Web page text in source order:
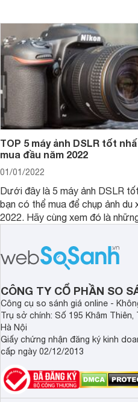
TOP 5 máy ảnh DSLR tốt
mua đầu năm 2022
01/01/2022
Dưới đây là 5 máy ảnh DSLR
bạn có thể mua để chụp ảnh du
2022. Hãy cùng xem đó là
CÔNG TY CỔ PHẦN SO
Công cụ so sánh giá online -
Trụ sở chính: Số 195 Khâm
Hà Nội
Giấy chứng nhận đăng ký kinh
cấp ngày 02/12/2013